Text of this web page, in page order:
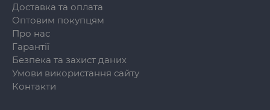
Доставка та оплата
Оптовим покупцям
Про нас
Гарантії
Безпека та захист даних
Умови використання сайту
Контакти